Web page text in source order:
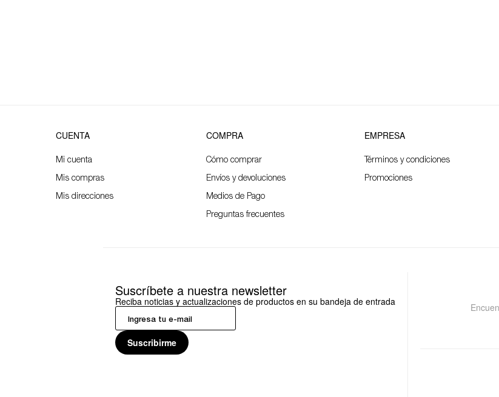
CUENTA
Mi cuenta
Mis compras
Mis direcciones
COMPRA
Cómo comprar
Envíos y devoluciones
Medios de Pago
Preguntas frecuentes
EMPRESA
Términos y condiciones
Promociones
Suscríbete a nuestra newsletter
Reciba noticias y actualizaciones de productos en su bandeja de entrada
Suscribirme